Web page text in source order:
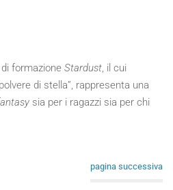
formazione Stardust, il cui
di stella”, rappresenta una
sia per i ragazzi sia per chi
pagina successiva